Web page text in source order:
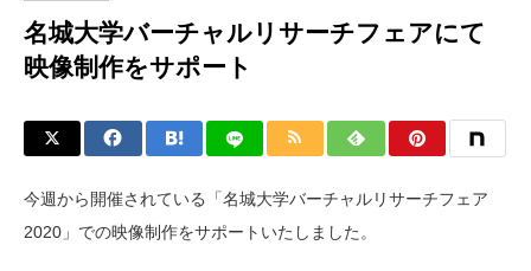
名城大学バーチャルリサーチフェアにて
映像制作をサポート
今週から開催されている「名城大学バーチャルリサーチフェア
2020」での映像制作をサポートいたしました。